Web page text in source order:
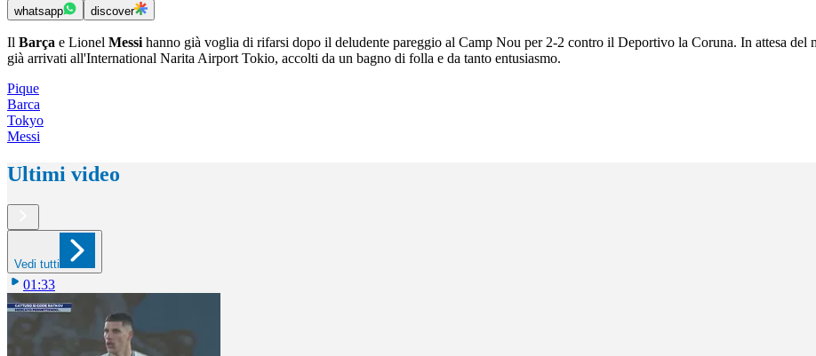
whatsapp discover
Il Barça e Lionel Messi hanno già voglia di rifarsi dopo il deludente pareggio al Camp Nou per 2-2 contro il Deportivo la Coruna. In attesa
già arrivati all'International Narita Airport Tokio, accolti da un bagno di folla e da tanto entusiasmo.
Pique
Barca
Tokyo
Messi
Ultimi video
Vedi tutti
01:33